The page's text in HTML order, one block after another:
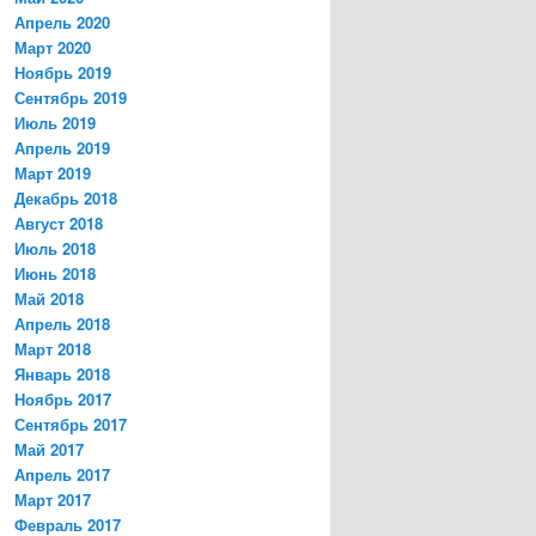
Апрель 2020
Март 2020
Ноябрь 2019
Сентябрь 2019
Июль 2019
Апрель 2019
Март 2019
Декабрь 2018
Август 2018
Июль 2018
Июнь 2018
Май 2018
Апрель 2018
Март 2018
Январь 2018
Ноябрь 2017
Сентябрь 2017
Май 2017
Апрель 2017
Март 2017
Февраль 2017